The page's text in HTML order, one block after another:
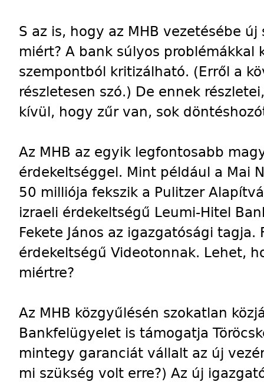
S az is, hogy az MHB vezetésébe
miért? A bank súlyos problémákkal
szempontból kritizálható. (Erről a
részletesen szó.) De ennek
kívül, hogy zűr van, sok
Az MHB az egyik legfontosabb
érdekeltséggel. Mint például a Mai
50 milliója fekszik a Pulitzer
izraeli érdekeltségű Leumi-Hitel
Fekete János az igazgatósági tagja.
érdekeltségű Videotonnak. Lehet,
miértre?
Az MHB közgyűlésén szokatlan
Bankfelügyelet is támogatja
mintegy garanciát vállalt az új
mi szükség volt erre?) Az új